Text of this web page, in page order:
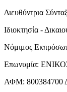
Διευθύντρια
Ιδιοκτησία -
Νόμιμος
Επωνυμία:
ΑΦΜ: 800384700